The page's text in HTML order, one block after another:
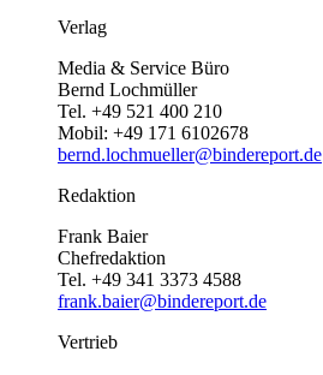
Verlag
Media & Service Büro
Bernd Lochmüller
Tel. +49 521 400 210
Mobil: +49 171 6102678
bernd.lochmueller@bindereport.de
Redaktion
Frank Baier
Chefredaktion
Tel. +49 341 3373 4588
frank.baier@bindereport.de
Vertrieb